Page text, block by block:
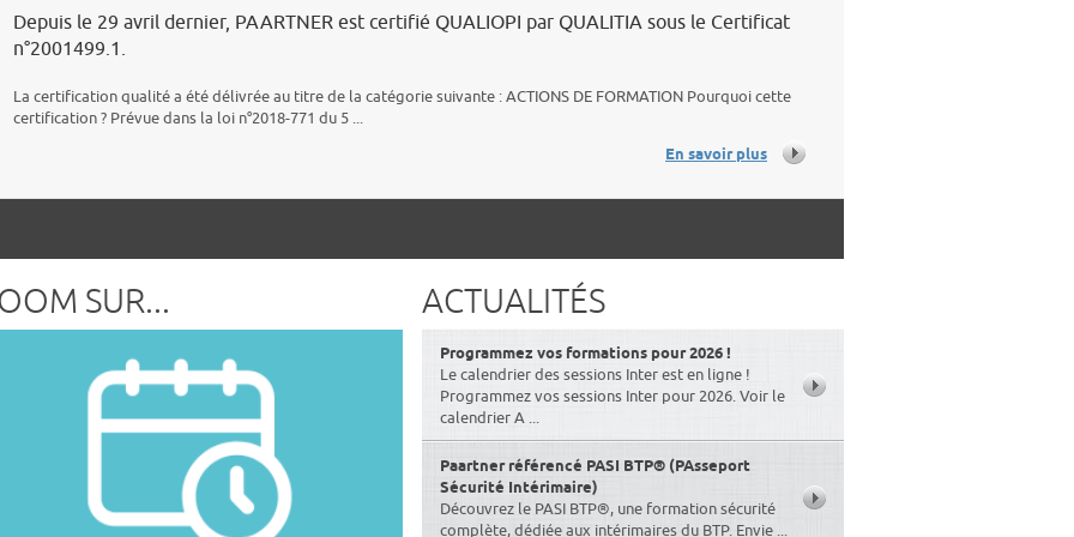
Depuis le 29 avril dernier, PAARTNER est certifié QUALIOPI par QUALITIA sous le Certificat
n°2001499.1.
La certification qualité a été délivrée au titre de la catégorie suivante : ACTIONS DE FORMATION Pourquoi cette
certification ? Prévue dans la loi n°2018-771 du 5 ...
En savoir plus
SUR... ACTUALITÉS
Programmez vos formations pour 2026 !
Le calendrier des sessions Inter est en ligne !
Programmez vos sessions Inter pour 2026. Voir le
calendrier A ...
Paartner référencé PASI BTP® (PAsseport
Sécurité Intérimaire)
Découvrez le PASI BTP®, une formation sécurité
complète, dédiée aux intérimaires du BTP. Envie ...